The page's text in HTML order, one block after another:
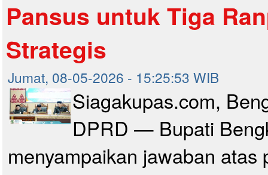
Pansus untuk Tiga
Strategis
Jumat, 08-05-2026 - 15:25:53 WIB
Siagakupas.com,
DPRD — Bupati
menyampaikan jawaban atas